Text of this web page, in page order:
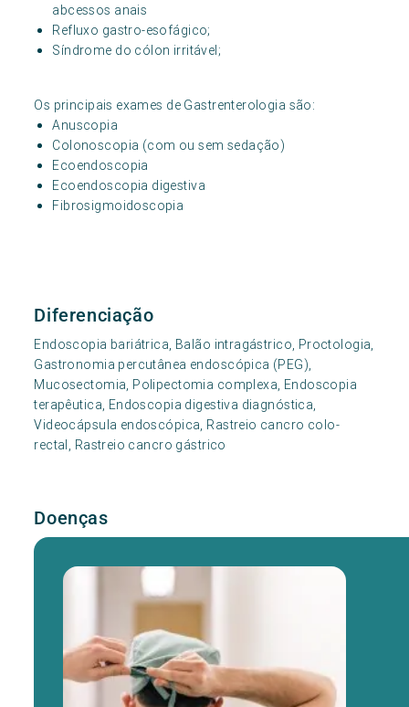
abcessos anais
Refluxo gastro-esofágico;
Síndrome do cólon irritável;
Os principais exames de Gastrenterologia são:
Anuscopia
Colonoscopia (com ou sem sedação)
Ecoendoscopia
Ecoendoscopia digestiva
Fibrosigmoidoscopia
Diferenciação
Endoscopia bariátrica, Balão intragástrico, Proctologia,
Gastronomia percutânea endoscópica (PEG),
Mucosectomia, Polipectomia complexa, Endoscopia
terapêutica, Endoscopia digestiva diagnóstica,
Videocápsula endoscópica, Rastreio cancro colo-
rectal, Rastreio cancro gástrico
Doenças